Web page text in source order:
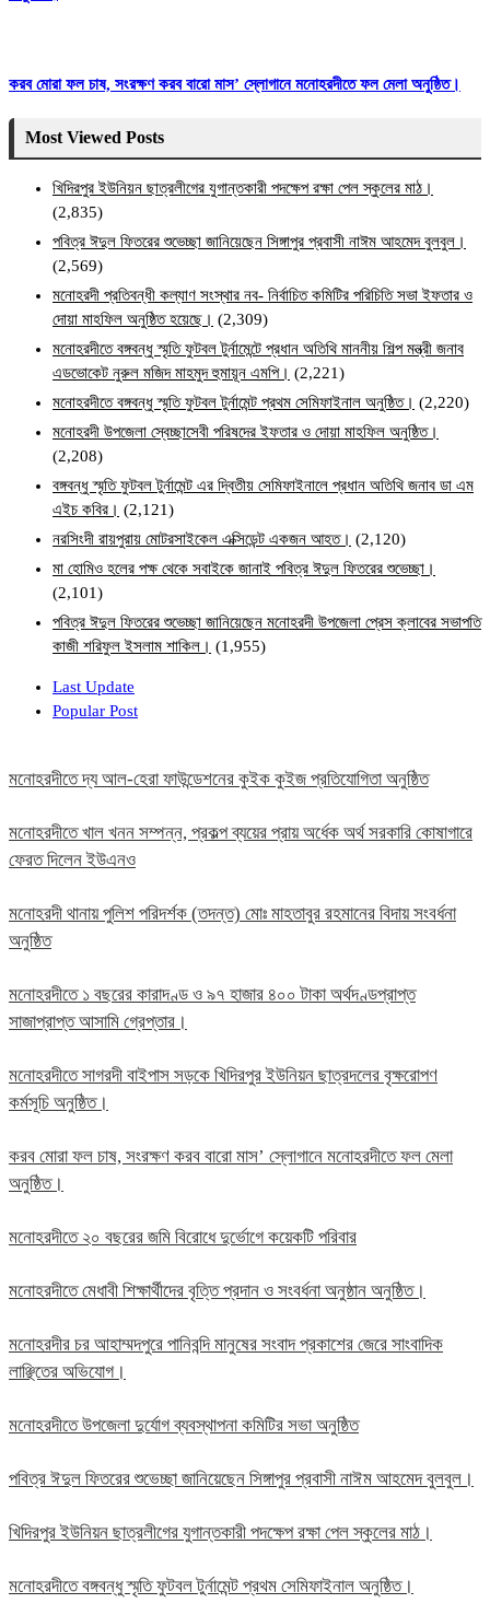
করব মোরা ফল চাষ, সংরক্ষণ করব বারো মাস’ স্লোগানে মনোহরদীতে ফল মেলা অনুষ্ঠিত।
Most Viewed Posts
খিদিরপুর ইউনিয়ন ছাত্রলীগের যুগান্তকারী পদক্ষেপ রক্ষা পেল স্কুলের মাঠ।
(2,835)
পবিত্র ঈদুল ফিতরের শুভেচ্ছা জানিয়েছেন সিঙ্গাপুর প্রবাসী নাঈম আহমেদ বুলবুল।
(2,569)
মনোহরদী প্রতিবন্ধী কল্যাণ সংস্থার নব- নির্বাচিত কমিটির পরিচিতি সভা ইফতার ও
দোয়া মাহফিল অনুষ্ঠিত হয়েছে। (2,309)
মনোহরদীতে বঙ্গবন্ধু স্মৃতি ফুটবল টুর্নামেন্টে প্রধান অতিথি মাননীয় শিল্প মন্ত্রী জনাব
এডভোকেট নুরুল মজিদ মাহমুদ হুমায়ূন এমপি। (2,221)
মনোহরদীতে বঙ্গবন্ধু স্মৃতি ফুটবল টুর্নামেন্ট প্রথম সেমিফাইনাল অনুষ্ঠিত। (2,220)
মনোহরদী উপজেলা স্বেচ্ছাসেবী পরিষদের ইফতার ও দোয়া মাহফিল অনুষ্ঠিত।
(2,208)
বঙ্গবন্ধু স্মৃতি ফুটবল টুর্নামেন্ট এর দ্বিতীয় সেমিফাইনালে প্রধান অতিথি জনাব ডা এম
এইচ কবির। (2,121)
নরসিংদী রায়পুরায় মোটরসাইকেল এক্সিডেন্ট একজন আহত। (2,120)
মা হোমিও হলের পক্ষ থেকে সবাইকে জানাই পবিত্র ঈদুল ফিতরের শুভেচ্ছা।
(2,101)
পবিত্র ঈদুল ফিতরের শুভেচ্ছা জানিয়েছেন মনোহরদী উপজেলা প্রেস ক্লাবের সভাপতি
কাজী শরিফুল ইসলাম শাকিল। (1,955)
Last Update
Popular Post
মনোহরদীতে দ্য আল-হেরা ফাউন্ডেশনের কুইক কুইজ প্রতিযোগিতা অনুষ্ঠিত
মনোহরদীতে খাল খনন সম্পন্ন, প্রকল্প ব্যয়ের প্রায় অর্ধেক অর্থ সরকারি কোষাগারে
ফেরত দিলেন ইউএনও
মনোহরদী থানায় পুলিশ পরিদর্শক (তদন্ত) মোঃ মাহতাবুর রহমানের বিদায় সংবর্ধনা
অনুষ্ঠিত
মনোহরদীতে ১ বছরের কারাদণ্ড ও ৯৭ হাজার ৪০০ টাকা অর্থদণ্ডপ্রাপ্ত
সাজাপ্রাপ্ত আসামি গ্রেপ্তার।
মনোহরদীতে সাগরদী বাইপাস সড়কে খিদিরপুর ইউনিয়ন ছাত্রদলের বৃক্ষরোপণ
কর্মসূচি অনুষ্ঠিত।
করব মোরা ফল চাষ, সংরক্ষণ করব বারো মাস’ স্লোগানে মনোহরদীতে ফল মেলা
অনুষ্ঠিত।
মনোহরদীতে ২০ বছরের জমি বিরোধে দুর্ভোগে কয়েকটি পরিবার
মনোহরদীতে মেধাবী শিক্ষার্থীদের বৃত্তি প্রদান ও সংবর্ধনা অনুষ্ঠান অনুষ্ঠিত।
মনোহরদীর চর আহাম্মদপুরে পানিবন্দি মানুষের সংবাদ প্রকাশের জেরে সাংবাদিক
লাঞ্ছিতের অভিযোগ।
মনোহরদীতে উপজেলা দুর্যোগ ব্যবস্থাপনা কমিটির সভা অনুষ্ঠিত
পবিত্র ঈদুল ফিতরের শুভেচ্ছা জানিয়েছেন সিঙ্গাপুর প্রবাসী নাঈম আহমেদ বুলবুল।
খিদিরপুর ইউনিয়ন ছাত্রলীগের যুগান্তকারী পদক্ষেপ রক্ষা পেল স্কুলের মাঠ।
মনোহরদীতে বঙ্গবন্ধু স্মৃতি ফুটবল টুর্নামেন্ট প্রথম সেমিফাইনাল অনুষ্ঠিত।